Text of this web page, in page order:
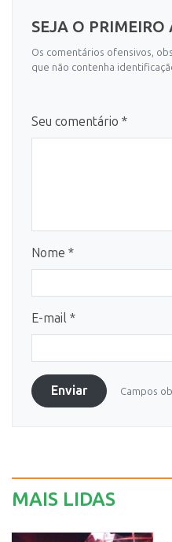
SEJA O PRIMEIRO
Os comentários ofensivos,
que não contenha
Seu comentário *
Nome *
E-mail *
Enviar Campos
MAIS LIDAS